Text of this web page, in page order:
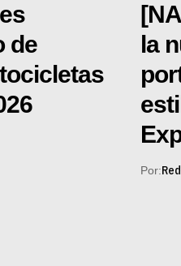
de
la
Por: